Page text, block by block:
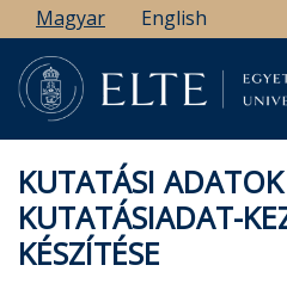
Ugrás
a
tartalomra
Magyar English
KUTATÁSI ADATOK
KUTATÁSIADAT-
KÉSZÍTÉSE